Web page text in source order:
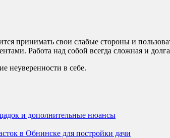
принимать свои слабые стороны и
Работа над собой всегда сложная и
неуверенности в себе.
и дополнительные нюансы
в Обнинске для постройки дачи